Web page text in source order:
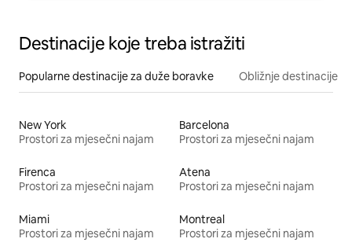
Destinacije koje treba istražiti
Popularne destinacije za duže boravke Obližnje destinacije
New York
Prostori za mjesečni najam
Barcelona
Prostori za mjesečni najam
Firenca
Prostori za mjesečni najam
Atena
Prostori za mjesečni najam
Miami
Prostori za mjesečni najam
Montreal
Prostori za mjesečni najam